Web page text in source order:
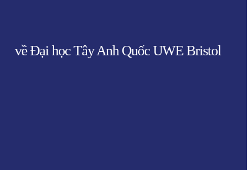
Đại học Tây Anh Quốc UWE Bristol
về